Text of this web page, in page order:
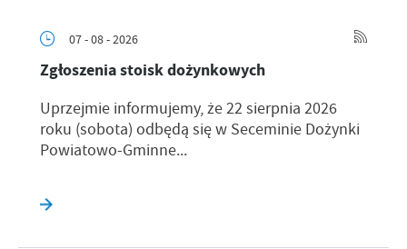
07 - 08 - 2026
Zgłoszenia stoisk dożynkowych
Uprzejmie informujemy, że 22 sierpnia 2026
roku (sobota) odbędą się w Seceminie Dożynki
Powiatowo-Gminne...